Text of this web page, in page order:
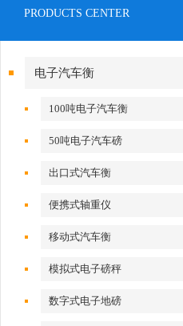
PRODUCTS CENTER
电子汽车衡
100吨电子汽车衡
50吨电子汽车磅
出口式汽车衡
便携式轴重仪
移动式汽车衡
模拟式电子磅秤
数字式电子地磅